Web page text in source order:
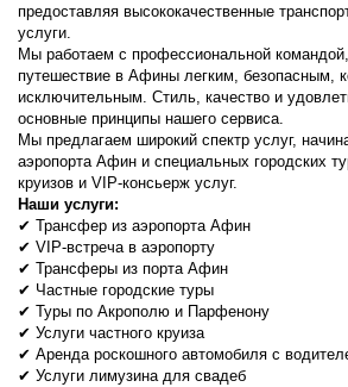
предоставляя высококачественные
услуги.
Мы работаем с профессиональной
путешествие в Афины легким, безопасным,
исключительным. Стиль, качество и
основные принципы нашего сервиса.
Мы предлагаем широкий спектр услуг,
аэропорта Афин и специальных городских
круизов и VIP-консьерж услуг.
Наши услуги:
✔ Трансфер из аэропорта Афин
✔ VIP-встреча в аэропорту
✔ Трансферы из порта Афин
✔ Частные городские туры
✔ Туры по Акрополю и Парфенону
✔ Услуги частного круиза
✔ Аренда роскошного автомобиля с
✔ Услуги лимузина для свадеб